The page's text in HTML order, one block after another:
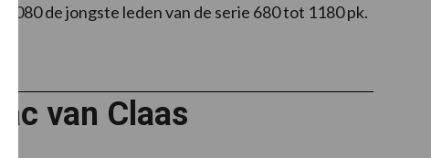
de jongste leden van de serie 680 tot 1180 pk.
van Claas